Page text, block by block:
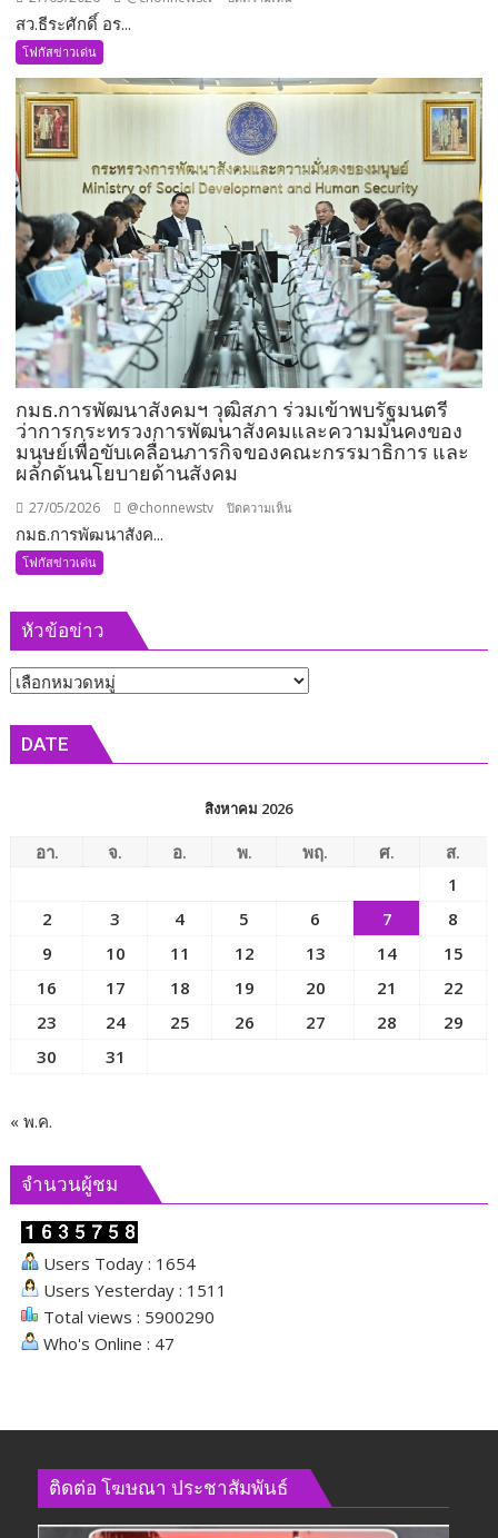
อรัญ
กมธ.คมนาคม
เพิ่ม
1
ตำแหน่ง
พร้อม
ลุย
งาน
ทันที
สว.ธีระศักดิ์ อร...
โฟกัสข่าวเด่น
กมธ.การพัฒนาสังคมฯ วุฒิสภา ร่วมเข้าพบรัฐมนตรี
ว่าการกระทรวงการพัฒนาสังคมและความมั่นคงของ
มนุษย์เพื่อขับเคลื่อนภารกิจของคณะกรรมาธิการ และ
ผลักดันนโยบายด้านสังคม
27/05/2026 @chonnewstv ปิดความเห็น
เข้า
พบ
และ
ของ
มนุษย์
ขับ
เคลื่อน
กมธ.การพัฒนาสังค...
โฟกัสข่าวเด่น
หัวข้อข่าว
หัวข้อ
DATE
สิงหาคม 2026
อา. จ. อ. พ. พฤ. ศ.
ส.
1
2
3 4 5 6 7
8
9
10 11 12 13 14
15
16
17 18 19 20 21
22
23
24 25 26 27 28
29
30
31
« พ.ค.
จำนวนผู้ชม
Users Today : 1654
Users Yesterday : 1511
Total views : 5900290
Who's Online : 47
ติดต่อ​ โฆษณา​ ประชาสัมพันธ์